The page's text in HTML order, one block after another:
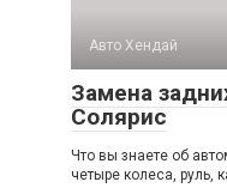
Авто Хендай
Замена
Солярис
Что вы знаете об
четыре колеса, руль,